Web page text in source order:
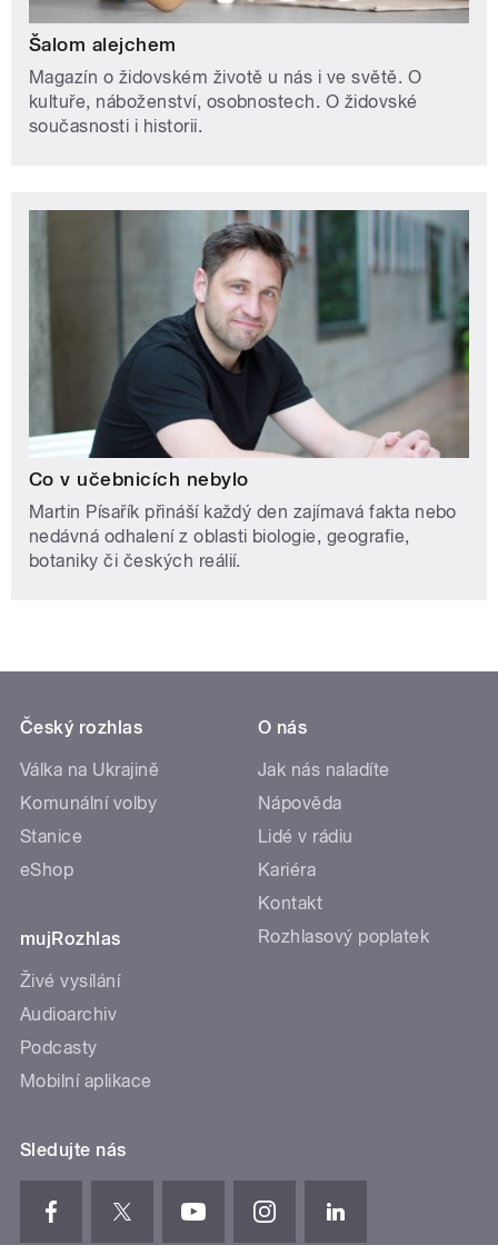
Šalom alejchem
Magazín o židovském životě u nás i ve světě. O
kultuře, náboženství, osobnostech. O židovské
současnosti i historii.
Co v učebnicích nebylo
Martin Písařík přináší každý den zajímavá fakta nebo
nedávná odhalení z oblasti biologie, geografie,
botaniky či českých reálií.
Český rozhlas
Válka na Ukrajině
Komunální volby
Stanice
eShop
mujRozhlas
Živé vysílání
Audioarchiv
Podcasty
Mobilní aplikace
O nás
Jak nás naladíte
Nápověda
Lidé v rádiu
Kariéra
Kontakt
Rozhlasový poplatek
Sledujte nás